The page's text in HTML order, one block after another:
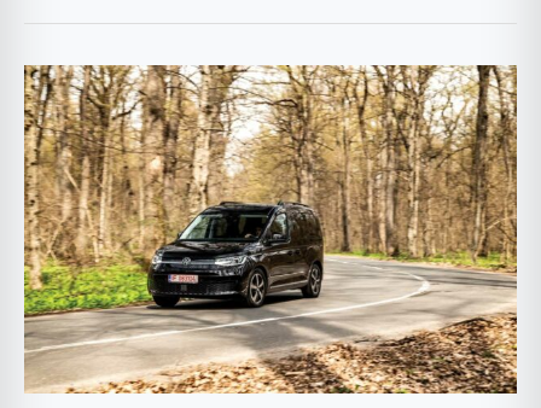
Volkswagen
Caddy
–
plusuri
și
minusuri